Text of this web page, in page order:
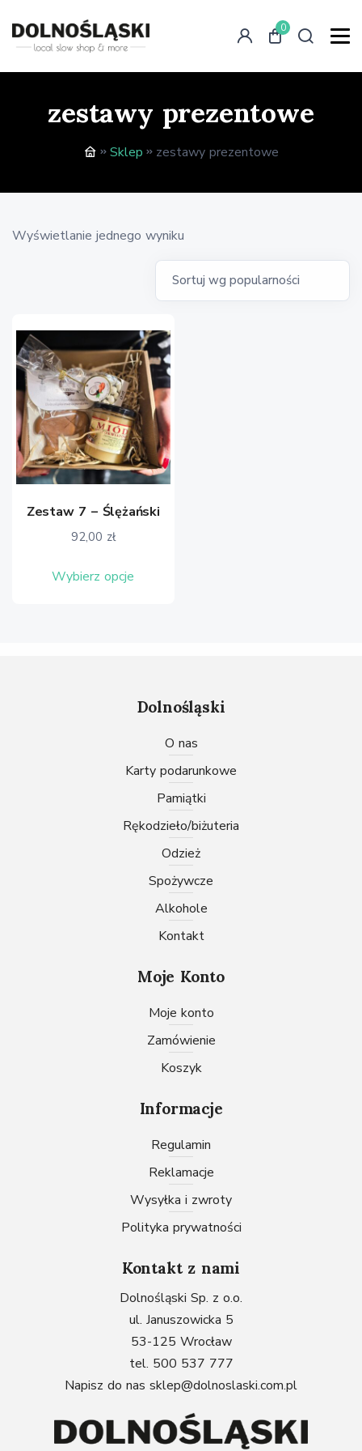
0
zestawy prezentowe
Sklep zestawy prezentowe
Wyświetlanie jednego wyniku
Zestaw 7 – Ślężański
92,00 zł
Wybierz opcje
wybrać
stronie
produktu
Dolnośląski
O nas
karty podarunkowe
pamiątki
rękodzieło/biżuteria
odzież
spożywcze
Alkohole
Kontakt
Moje Konto
Moje konto
Zamówienie
Koszyk
Informacje
Regulamin
Reklamacje
Wysyłka i zwroty
Polityka prywatności
Kontakt z nami
Dolnośląski Sp. z o.o.
ul. Januszowicka 5
53-125 Wrocław
tel. 500 537 777
Napisz do nas sklep@dolnoslaski.com.pl